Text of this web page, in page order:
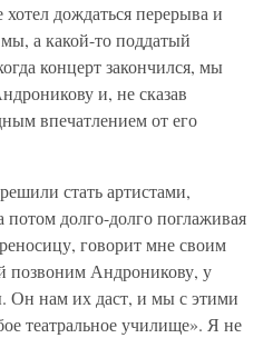
хотел дождаться перерыва и
а какой-то поддатый
концерт закончился, мы
и, не сказав
впечатлением от его
стать артистами,
долго-долго поглаживая
говорит мне своим
позвоним Андроникову, у
Он нам их даст, и мы с этими
театральное училище». Я не